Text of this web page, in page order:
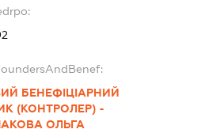
БЕНЕФІЦІАРНИЙ
(КОНТРОЛЕР) -
ОЛЬГА